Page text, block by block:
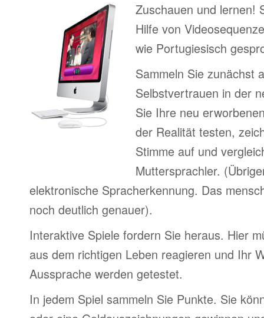
Zuschauen und lernen!
Hilfe von
wie Portugiesisch
Sammeln Sie zunächst
Selbstvertrauen in der
Sie Ihre neu
der Realität testen,
Stimme auf und
Muttersprachler.
elektronische Spracherkennung. Das
noch deutlich genauer).
Interaktive Spiele fordern Sie heraus. Hier
aus dem richtigen Leben reagieren und Ihr
Aussprache werden getestet.
In jedem Spiel sammeln Sie Punkte. Sie